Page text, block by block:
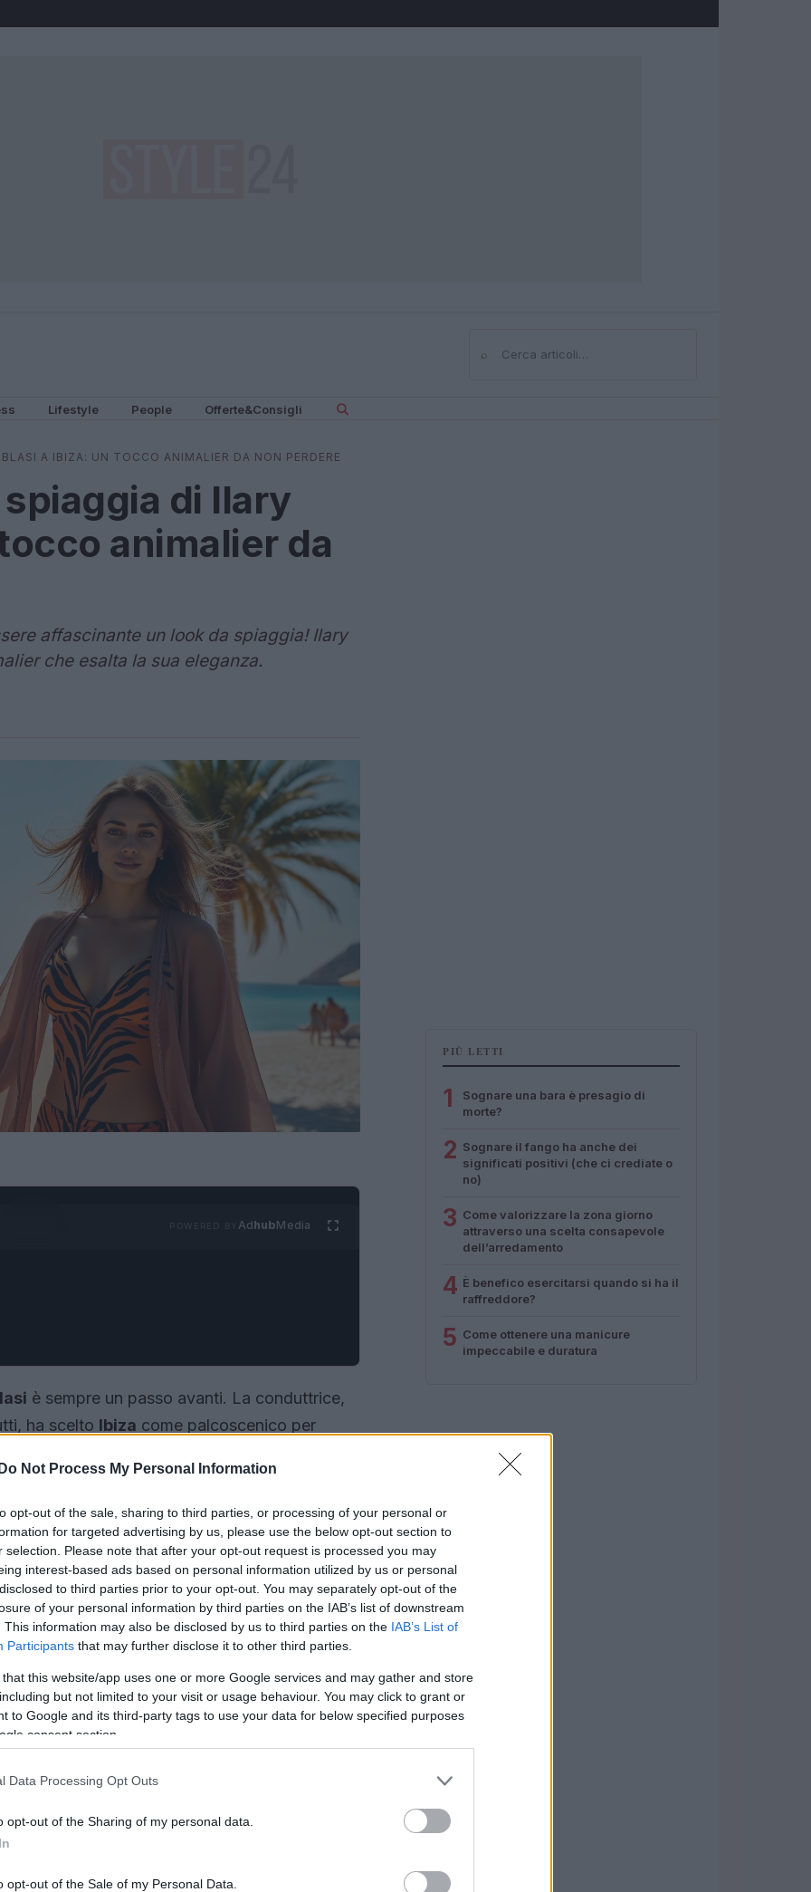
Do Not Process My Personal Information
opt-out of the sale, sharing to third parties, or processing of your personal or
for targeted advertising by us, please use the below opt-out section to
selection. Please note that after your opt-out request is processed you may
interest-based ads based on personal information utilized by us or personal
to third parties prior to your opt-out. You may separately opt-out of the
of your personal information by third parties on the IAB’s list of downstream
This information may also be disclosed by us to third parties on the IAB’s List of
Participants that may further disclose it to other third parties.
that this website/app uses one or more Google services and may gather and store
but not limited to your visit or usage behaviour. You may click to grant or
to Google and its third-party tags to use your data for below specified purposes
consent section.
Data Processing Opt Outs
opt-out of the Sharing of my personal data.
opt-out of the Sale of my Personal Data.
⌕Cerca
Lifestyle People Offerte&Consigli
A IBIZA: UN TOCCO ANIMALIER DA NON PERDERE
di Ilary
animalier da
affascinante un look da spiaggia! Ilary
che esalta la sua eleganza.
AdhubMedia
è sempre un passo avanti. La conduttrice,
ha scelto Ibiza come palcoscenico per
indovinate un po’? Ha puntato tutto su un
mai di affascinare! 🌴✨
stile
PIÙ LETTI
1
Sognare una bara è presagio di
morte?
2 Sognare il fango ha anche dei
significati positivi (che ci crediate o
no)
3 Come valorizzare la zona giorno
attraverso una scelta consapevole
dell’arredamento
4 È benefico esercitarsi quando si ha il
raffreddore?
5 Come ottenere una manicure
impeccabile e duratura